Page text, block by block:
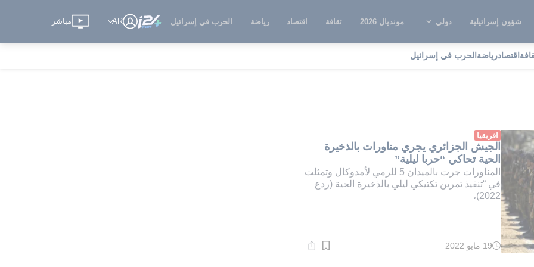
شؤون إسرائيلية دولي مونديال 2026 ثقافة اقتصاد رياضة الحرب في إسرائيل AR مباشر
اقتصادرياضة الحرب في إسرائيل
افريقيا
الجيش الجزائري يجري مناورات بالذخيرة
الحية تحاكي “حربا ليلية”
المناورات جرت بالميدان 5 للرمي لأمدوكال وتمثلت
في “تنفيذ تمرين تكتيكي ليلي بالذخيرة الحية (ردع
2022)،
وقت
19 مايو 2022